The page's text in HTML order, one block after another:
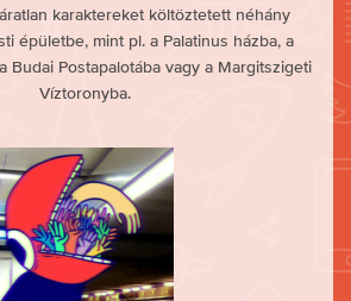
karaktereket költöztetett néhány
épületbe, mint pl. a Palatinus házba, a
Budai Postapalotába vagy a Margitszigeti
Víztoronyba.